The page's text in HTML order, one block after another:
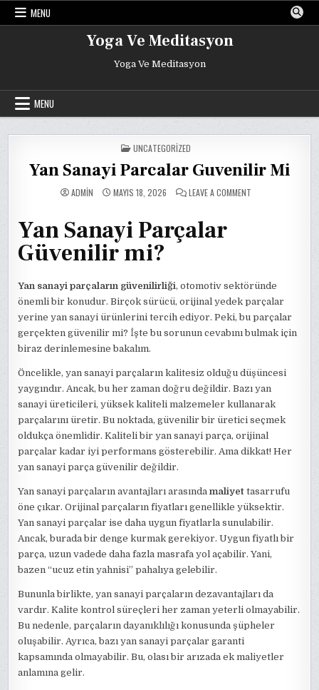
Skip
MENU
Yoga Ve Meditasyon
Yoga Ve Meditasyon
MENU
POSTED
IN
UNCATEGORIZED
Yan Sanayi Parcalar Guvenilir Mi
ADMIN MAYIS 18, 2026 LEAVE A COMMENT
Yan Sanayi Parçalar
Güvenilir mi?
Yan sanayi parçaların güvenilirliği, otomotiv sektöründe
önemli bir konudur. Birçok sürücü, orijinal yedek parçalar
yerine yan sanayi ürünlerini tercih ediyor. Peki, bu parçalar
gerçekten güvenilir mi? İşte bu sorunun cevabını bulmak için
biraz derinlemesine bakalım.
Öncelikle, yan sanayi parçaların kalitesiz olduğu düşüncesi
yaygındır. Ancak, bu her zaman doğru değildir. Bazı yan
sanayi üreticileri, yüksek kaliteli malzemeler kullanarak
parçalarını üretir. Bu noktada, güvenilir bir üretici seçmek
oldukça önemlidir. Kaliteli bir yan sanayi parça, orijinal
parçalar kadar iyi performans gösterebilir. Ama dikkat! Her
yan sanayi parça güvenilir değildir.
Yan sanayi parçaların avantajları arasındamaliyet tasarrufu
öne çıkar. Orijinal parçaların fiyatları genellikle yüksektir.
Yan sanayi parçalar ise daha uygun fiyatlarla sunulabilir.
Ancak, burada bir denge kurmak gerekiyor. Uygun fiyatlı bir
parça, uzun vadede daha fazla masrafa yol açabilir. Yani,
bazen “ucuz etin yahnisi” pahalıya gelebilir.
Bununla birlikte, yan sanayi parçaların dezavantajları da
vardır. Kalite kontrol süreçleri her zaman yeterli olmayabilir.
Bu nedenle, parçaların dayanıklılığı konusunda şüpheler
oluşabilir. Ayrıca, bazı yan sanayi parçalar garanti
kapsamında olmayabilir. Bu, olası bir arızada ek maliyetler
anlamına gelir.